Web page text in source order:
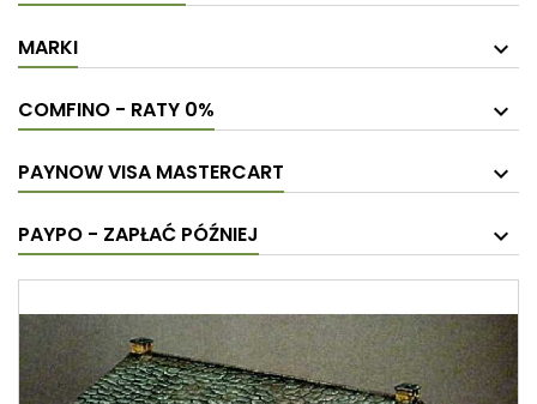
MARKI
COMFINO - RATY 0%
PAYNOW VISA MASTERCART
PAYPO - ZAPŁAĆ PÓŹNIEJ